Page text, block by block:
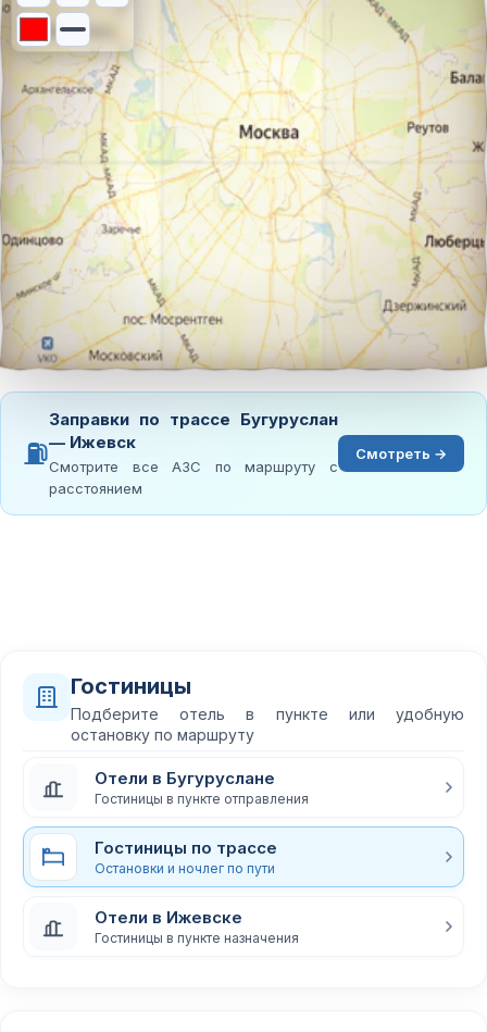
⛽
Заправки по трассе Бугуруслан
— Ижевск
Смотрите все АЗС по маршруту с
расстоянием
Смотреть →
Гостиницы
Подберите отель в пункте или удобную
остановку по маршруту
Отели в Бугуруслане
Гостиницы в пункте отправления
Гостиницы по трассе
Остановки и ночлег по пути
Отели в Ижевске
Гостиницы в пункте назначения